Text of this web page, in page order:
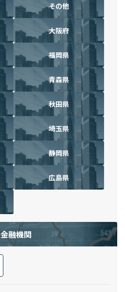
その他
大阪府
福岡県
青森県
秋田県
埼玉県
静岡県
広島県
金融機関